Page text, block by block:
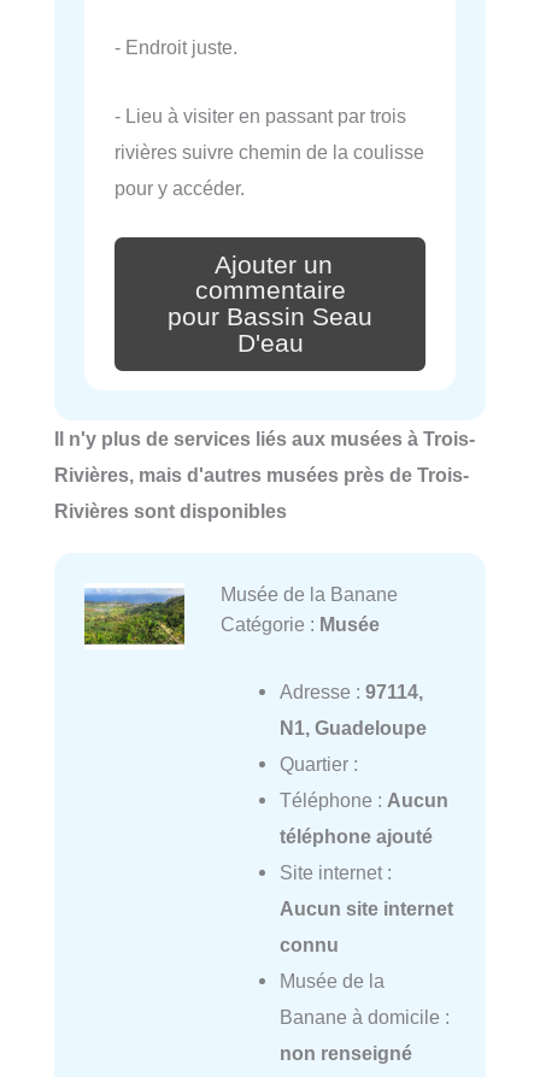
- Endroit juste.
- Lieu à visiter en passant par trois
rivières suivre chemin de la coulisse
pour y accéder.
Ajouter un
commentaire
pour Bassin Seau
D'eau
Il n'y plus de services liés aux musées à Trois-
Rivières, mais d'autres musées près de Trois-
Rivières sont disponibles
Musée de la Banane
Catégorie : Musée
Adresse : 97114,
N1, Guadeloupe
Quartier :
Téléphone : Aucun
téléphone ajouté
Site internet :
Aucun site internet
connu
Musée de la
Banane à domicile :
non renseigné